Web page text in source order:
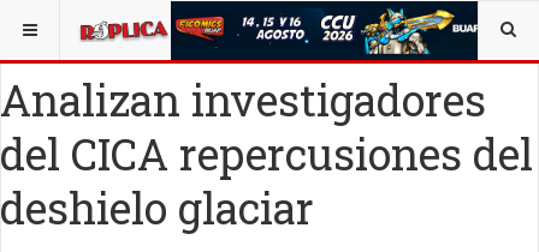
ESTÁ AQUÍ: ARTE
Analizan investigadores
del CICA repercusiones del
deshielo glaciar